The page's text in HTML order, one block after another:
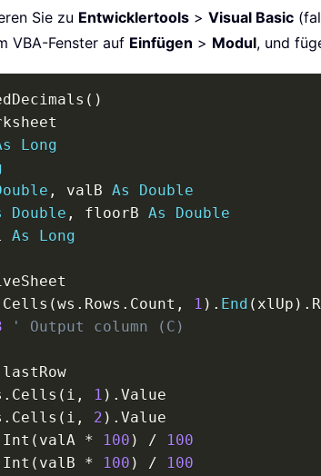
Sie zu Entwicklertools > Visual Basic
VBA-Fenster auf Einfügen > Modul, und
( )
Long
, valB As
Double
Double , floorB As
Double
As Long
Cells (ws . Rows . Count , 1 ) . End ( xlUp ) .
' Output column (C)
lastRow
. Cells ( i , 1 ) . Value
. Cells ( i , 2 ) . Value
Int ( valA * 100 ) /
100
Int ( valB * 100 ) /
100